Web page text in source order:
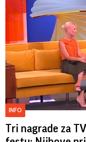
INFO
Tri nagrade za